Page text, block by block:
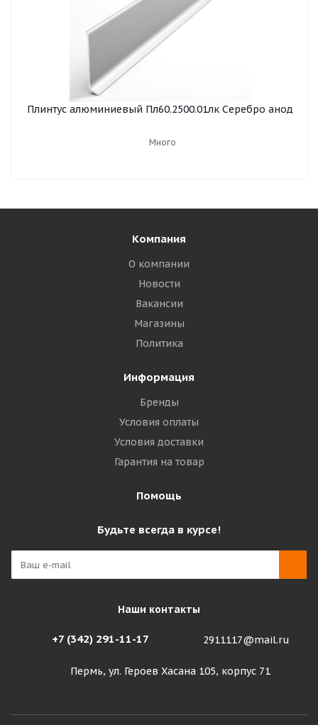
Плинтус алюминиевый Пл60.2500.01лк Серебро анод
Много
Компания
О компании
Новости
Вакансии
Магазины
Политика
Информация
Бренды
Условия оплаты
Условия доставки
Гарантия на товар
Помощь
Будьте всегда в курсе!
Наши контакты
+7 (342) 291-11-17 2911117@mail.ru
Пермь, ул. Героев Хасана 105, корпус 71